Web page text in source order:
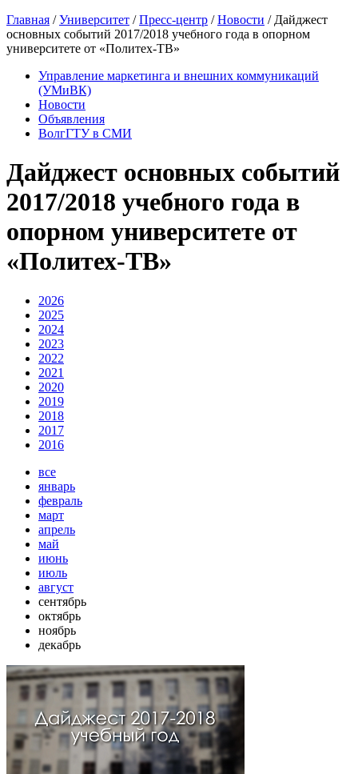
Главная /Университет /Пресс-центр /Новости / Дайджест
основных событий 2017/2018 учебного года в опорном
университете от «Политех-ТВ»
Управление маркетинга и внешних коммуникаций
(УМиВК)
Новости
Объявления
ВолгГТУ в СМИ
Дайджест основных событий
2017/2018 учебного года в
опорном университете от
«Политех-ТВ»
2026
2025
2024
2023
2022
2021
2020
2019
2018
2017
2016
все
январь
февраль
март
апрель
май
июнь
июль
август
сентябрь
октябрь
ноябрь
декабрь